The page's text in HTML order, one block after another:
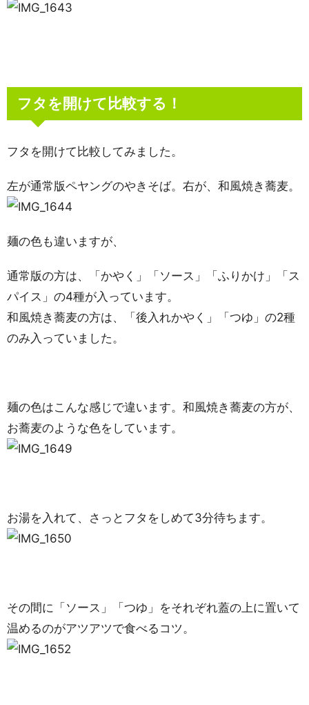
フタを開けて比較する！
フタを開けて比較してみました。
左が通常版ペヤングのやきそば。右が、和風焼き蕎麦。
麺の色も違いますが、
通常版の方は、「かやく」「ソース」「ふりかけ」「ス
パイス」の4種が入っています。
和風焼き蕎麦の方は、「後入れかやく」「つゆ」の2種
のみ入っていました。
麺の色はこんな感じで違います。和風焼き蕎麦の方が、
お蕎麦のような色をしています。
お湯を入れて、さっとフタをしめて3分待ちます。
その間に「ソース」「つゆ」をそれぞれ蓋の上に置いて
温めるのがアツアツで食べるコツ。